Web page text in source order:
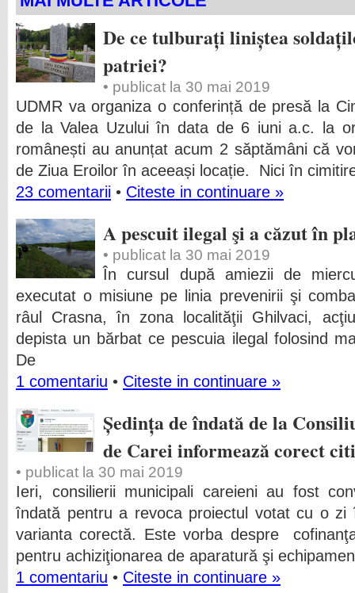
De ce tulburați liniștea
patriei?
• publicat la 30 mai 2019
UDMR va organiza o conferință de presă la
de la Valea Uzului în data de 6 iuni a.c. la
românești au anunțat acum 2 săptămâni că
de Ziua Eroilor în aceeași locație. Nici în
23 comentarii • Citeste in continuare »
A pescuit ilegal şi a căzut în
• publicat la 30 mai 2019
În cursul după amiezii de
executat o misiune pe linia prevenirii şi
râul Crasna, în zona localităţii Ghilvaci,
depista un bărbat ce pescuia ilegal folosind
De
1 comentariu • Citeste in continuare »
Ședința de îndată de la
de Carei informează corect
• publicat la 30 mai 2019
Ieri, consilierii municipali careieni au fost
îndată pentru a revoca proiectul votat cu o
varianta corectă. Este vorba despre
pentru achiziţionarea de aparatură şi
1 comentariu • Citeste in continuare »